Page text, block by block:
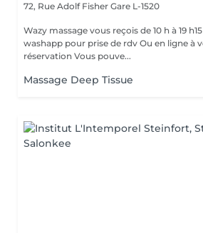
72, Rue Adolf Fisher Gare L-1520
Wazy massage vous reçois de 10 h à 19 h15 Je suis joignable sur
washapp pour prise de rdv Ou en ligne à votre choix pour la
réservation Vous pouve...
Massage Deep Tissue